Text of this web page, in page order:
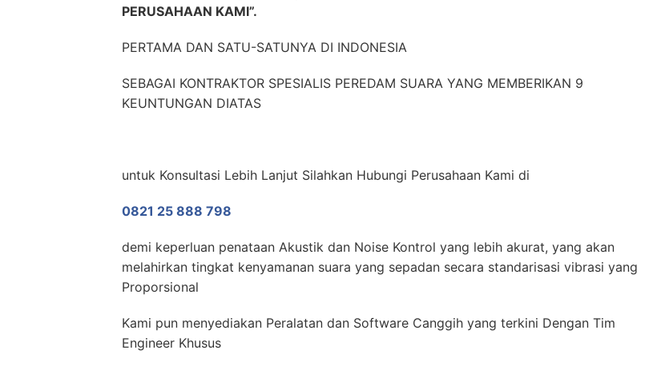
PERUSAHAAN KAMI”.
PERTAMA DAN SATU-SATUNYA DI INDONESIA
SEBAGAI KONTRAKTOR SPESIALIS PEREDAM SUARA YANG MEMBERIKAN 9
KEUNTUNGAN DIATAS
untuk Konsultasi Lebih Lanjut Silahkan Hubungi Perusahaan Kami di
0821 25 888 798
demi keperluan penataan Akustik dan Noise Kontrol yang lebih akurat, yang akan
melahirkan tingkat kenyamanan suara yang sepadan secara standarisasi vibrasi yang
Proporsional
Kami pun menyediakan Peralatan dan Software Canggih yang terkini Dengan Tim
Engineer Khusus